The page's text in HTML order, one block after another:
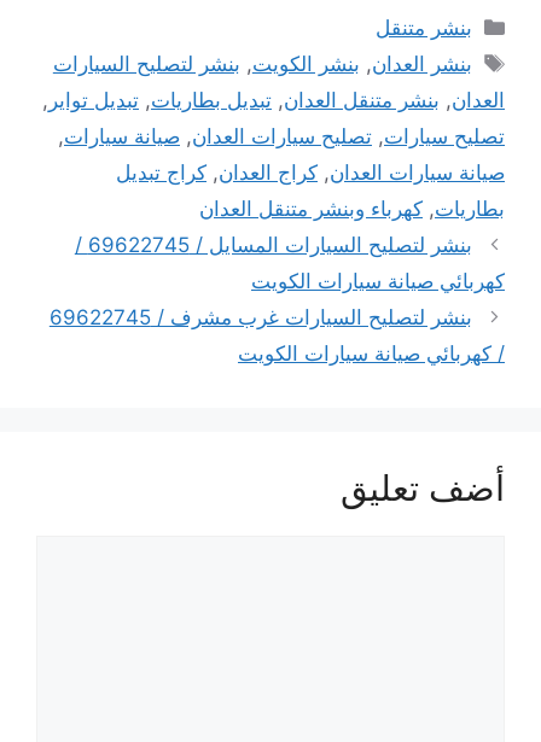
التصنيفات
بنشر متنقل
الوسوم
بنشر العدان, بنشر الكويت, بنشر لتصليح السيارات
العدان, بنشر متنقل العدان, تبديل بطاريات, تبديل تواير ,
تصليح سيارات, تصليح سيارات العدان, صيانة سيارات,
صيانة سيارات العدان, كراج العدان, كراج تبديل
بطاريات, كهرباء وبنشر متنقل العدان
بنشر لتصليح السيارات المسايل / 69622745 /
كهربائي صيانة سيارات الكويت
بنشر لتصليح السيارات غرب مشرف / 69622745
/ كهربائي صيانة سيارات الكويت
أضف تعليق